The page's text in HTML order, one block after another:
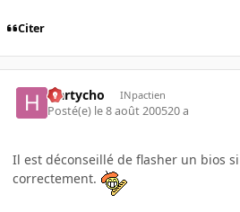
Citer
Hartycho INpactien
Posté(e) le 8 août 200520 a
Il est déconseillé de flasher un bios
correctement.